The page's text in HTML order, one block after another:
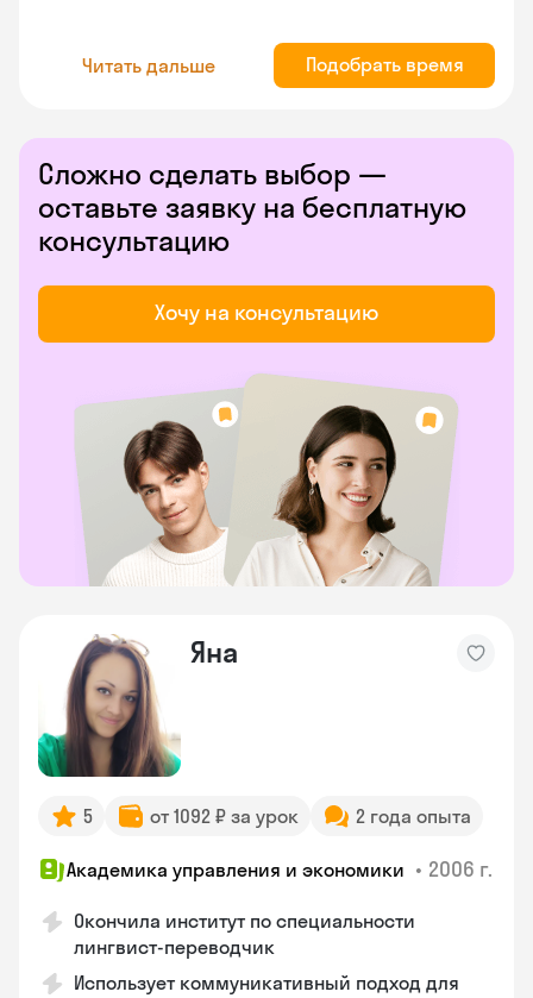
Читать дальше Подобрать время
Сложно сделать выбор —
оставьте заявку на бесплатную
консультацию
Хочу на консультацию
Яна
5 от 1092 ₽ за урок 2 года опыта
Академика управления и экономики • 2006 г.
Окончила институт по специальности
лингвист-переводчик
Использует коммуникативный подход для